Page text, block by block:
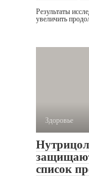
Результаты
увеличить
Здоровье
список